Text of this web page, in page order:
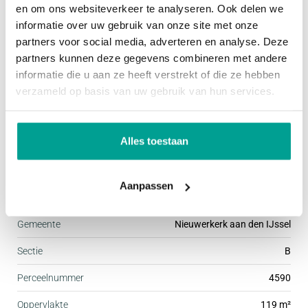
en om ons websiteverkeer te analyseren. Ook delen we
informatie over uw gebruik van onze site met onze
partners voor social media, adverteren en analyse. Deze
partners kunnen deze gegevens combineren met andere
informatie die u aan ze heeft verstrekt of die ze hebben
verzameld op basis van uw gebruik van hun services.
Alles toestaan
Aanpassen
Overloop met toegang tot drie slaapkamers en de
badkamer. De slaapkamer aan de voorzijde is
voorzien van airconditioning en rolluiken. De
slaapkamers aan de achterkant zijn voorzien van
is voorzien van een inloopdouche, hangend toilet,
wastafelmeubel en een elektrische radiator.
wasmachine- en drogeraansluiting, opstalplaats
voor de CV-ketel (december 2025) en mechanische
airconditioning aanwezig en een vlizotrap naar de
Overig
Permanente bewoning Ja
Onderhoud buiten Goed tot uitstekend
Huidig gebruik Woonruimte
Kadastrale gegevens
Gemeente Nieuwerkerk aan den IJssel
Sectie B
Perceelnummer 4590
Oppervlakte 119 m²